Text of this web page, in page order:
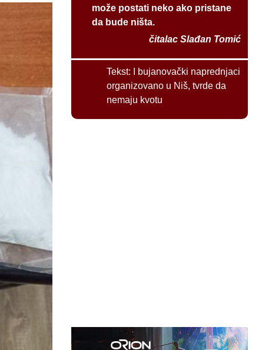
može postati neko ako pristane
da bude ništa.
čitalac Slađan Tomić
Tekst:
I bujanovački naprednjaci
organizovano u Niš, tvrde da
nemaju kvotu